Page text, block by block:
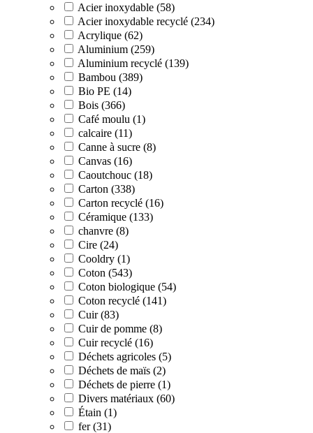
Acier inoxydable (58)
Acier inoxydable recyclé (234)
Acrylique (62)
Aluminium (259)
Aluminium recyclé (139)
Bambou (389)
Bio PE (14)
Bois (366)
Café moulu (1)
calcaire (11)
Canne à sucre (8)
Canvas (16)
Caoutchouc (18)
Carton (338)
Carton recyclé (16)
Céramique (133)
chanvre (8)
Cire (24)
Cooldry (1)
Coton (543)
Coton biologique (54)
Coton recyclé (141)
Cuir (83)
Cuir de pomme (8)
Cuir recyclé (16)
Déchets agricoles (5)
Déchets de maïs (2)
Déchets de pierre (1)
Divers matériaux (60)
Étain (1)
fer (31)